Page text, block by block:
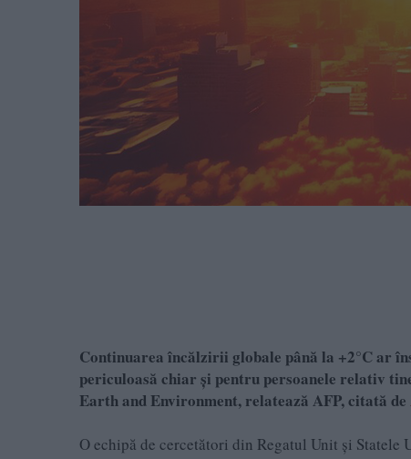
Continuarea încălzirii globale până la +2°C ar
periculoasă chiar și pentru persoanele relativ
Earth and Environment, relatează AFP, citată de
O echipă de cercetători din Regatul Unit și